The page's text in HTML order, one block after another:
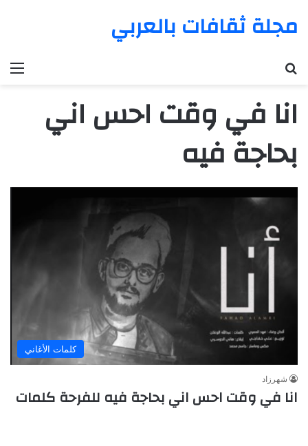
مجلة ثقافات بالعربي
انا في وقت احس اني
بحاجة فيه
كلمات الأغاني
شهرزاد
انا في وقت احس اني بحاجة فيه للفرحة كلمات